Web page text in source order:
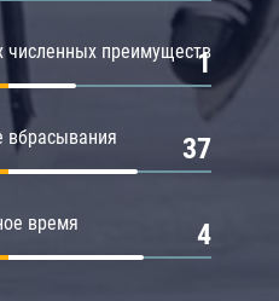
численных преимуществ
1
вбрасывания 37
время 4